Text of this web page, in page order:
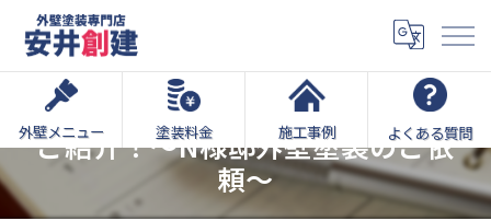
外壁メニュー 塗装料金 施工事例 よくある質問
【富山県富山市】先頃の施工例を
ご紹介！～N様邸外壁塗装のご依
頼～